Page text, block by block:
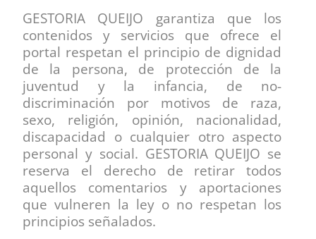
GESTORIA QUEIJO garantiza que los
contenidos y servicios que ofrece el
portal respetan el principio de dignidad
de la persona, de protección de la
juventud y la infancia, de no-
discriminación por motivos de raza,
sexo, religión, opinión, nacionalidad,
discapacidad o cualquier otro aspecto
personal y social. GESTORIA QUEIJO se
reserva el derecho de retirar todos
aquellos comentarios y aportaciones
que vulneren la ley o no respetan los
principios señalados.